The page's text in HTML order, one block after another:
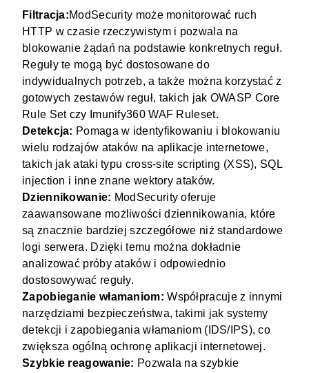
Filtracja:ModSecurity może monitorować ruch
HTTP w czasie rzeczywistym i pozwala na
blokowanie żądań na podstawie konkretnych reguł.
Reguły te mogą być dostosowane do
indywidualnych potrzeb, a także można korzystać z
gotowych zestawów reguł, takich jak OWASP Core
Rule Set czy Imunify360 WAF Ruleset.
Detekcja: Pomaga w identyfikowaniu i blokowaniu
wielu rodzajów ataków na aplikacje internetowe,
takich jak ataki typu cross-site scripting (XSS), SQL
injection i inne znane wektory ataków.
Dziennikowanie: ModSecurity oferuje
zaawansowane możliwości dziennikowania, które
są znacznie bardziej szczegółowe niż standardowe
logi serwera. Dzięki temu można dokładnie
analizować próby ataków i odpowiednio
dostosowywać reguły.
Zapobieganie włamaniom: Współpracuje z innymi
narzędziami bezpieczeństwa, takimi jak systemy
detekcji i zapobiegania włamaniom (IDS/IPS), co
zwiększa ogólną ochronę aplikacji internetowej.
Szybkie reagowanie: Pozwala na szybkie